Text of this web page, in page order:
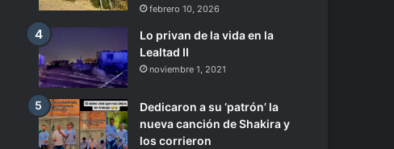
febrero 10, 2026
Lo privan de la vida en la
Lealtad II
noviembre 1, 2021
Dedicaron a su ‘patrón’ la
nueva canción de Shakira y
los corrieron